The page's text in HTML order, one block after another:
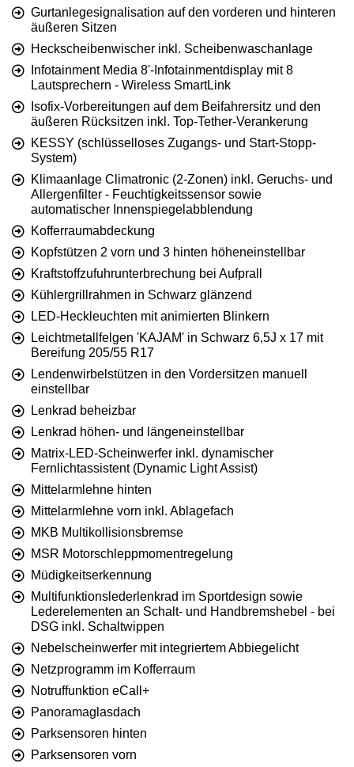
Gurtanlegesignalisation auf den vorderen und hinteren
äußeren Sitzen
Heckscheibenwischer inkl. Scheibenwaschanlage
Infotainment Media 8'-Infotainmentdisplay mit 8
Lautsprechern - Wireless SmartLink
Isofix-Vorbereitungen auf dem Beifahrersitz und den
äußeren Rücksitzen inkl. Top-Tether-Verankerung
KESSY (schlüsselloses Zugangs- und Start-Stopp-
System)
Klimaanlage Climatronic (2-Zonen) inkl. Geruchs- und
Allergenfilter - Feuchtigkeitssensor sowie
automatischer Innenspiegelabblendung
Kofferraumabdeckung
Kopfstützen 2 vorn und 3 hinten höheneinstellbar
Kraftstoffzufuhrunterbrechung bei Aufprall
Kühlergrillrahmen in Schwarz glänzend
LED-Heckleuchten mit animierten Blinkern
Leichtmetallfelgen 'KAJAM' in Schwarz 6,5J x 17 mit
Bereifung 205/55 R17
Lendenwirbelstützen in den Vordersitzen manuell
einstellbar
Lenkrad beheizbar
Lenkrad höhen- und längeneinstellbar
Matrix-LED-Scheinwerfer inkl. dynamischer
Fernlichtassistent (Dynamic Light Assist)
Mittelarmlehne hinten
Mittelarmlehne vorn inkl. Ablagefach
MKB Multikollisionsbremse
MSR Motorschleppmomentregelung
Müdigkeitserkennung
Multifunktionslederlenkrad im Sportdesign sowie
Lederelementen an Schalt- und Handbremshebel - bei
DSG inkl. Schaltwippen
Nebelscheinwerfer mit integriertem Abbiegelicht
Netzprogramm im Kofferraum
Notruffunktion eCall+
Panoramaglasdach
Parksensoren hinten
Parksensoren vorn